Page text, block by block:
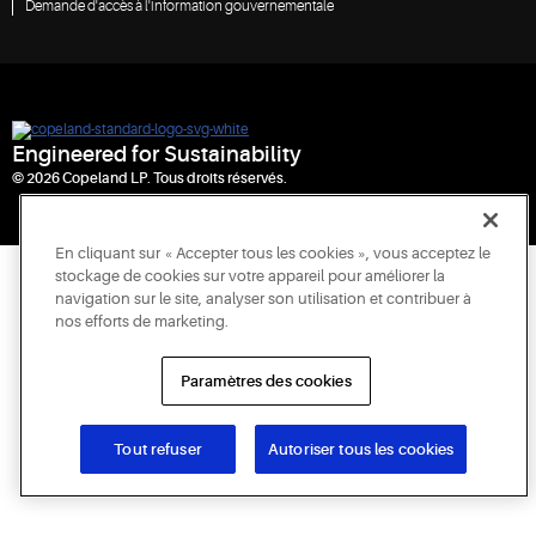
Demande d'accès à l'information gouvernementale
Engineered for Sustainability
© 2026 Copeland LP. Tous droits réservés.
En cliquant sur « Accepter tous les cookies », vous acceptez le
stockage de cookies sur votre appareil pour améliorer la
navigation sur le site, analyser son utilisation et contribuer à
nos efforts de marketing.
Paramètres des cookies
Tout refuser Autoriser tous les cookies